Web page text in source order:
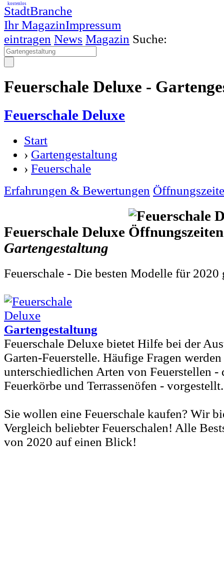
StadtBranche
Ihr MagazinImpressum
kostenlos
eintragen News Magazin Suche:
Feuerschale Deluxe -
Feuerschale Deluxe
Start
› Gartengestaltung
› Feuerschale
Erfahrungen & Bewertungen
Feuerschale Deluxe
Gartengestaltung
Feuerschale - Die besten Modelle für
Gartengestaltung
Feuerschale Deluxe bietet Hilfe bei der
Garten-Feuerstelle. Häufige Fragen
unterschiedlichen Arten von Feuerstellen -
Feuerkörbe und Terrassenöfen - vorgestellt.
Sie wollen eine Feuerschale kaufen? Wir
Vergleich beliebter Feuerschalen! Alle
von 2020 auf einen Blick!